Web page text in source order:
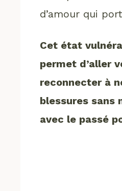
d’amour qui
Cet état
permet d’aller
reconnecter à
blessures sans
avec le passé